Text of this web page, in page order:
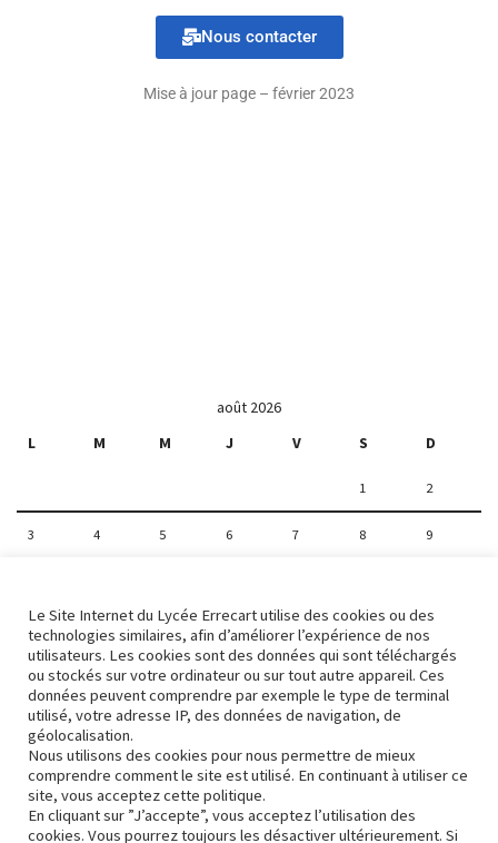
Nous contacter
Mise à jour page – février 2023
août 2026
L
M M J V S D
1 2
3 4 5 6 7 8 9
17 18 19 20 21
24 25 26 27 28 29 30
31
« Avr
Le Site Internet du Lycée Errecart utilise des cookies ou des
technologies similaires, afin d’améliorer l’expérience de nos
utilisateurs. Les cookies sont des données qui sont téléchargés
ou stockés sur votre ordinateur ou sur tout autre appareil. Ces
données peuvent comprendre par exemple le type de terminal
utilisé, votre adresse IP, des données de navigation, de
géolocalisation.
Nous utilisons des cookies pour nous permettre de mieux
comprendre comment le site est utilisé. En continuant à utiliser ce
site, vous acceptez cette politique.
En cliquant sur ”J’accepte”, vous acceptez l’utilisation des
cookies. Vous pourrez toujours les désactiver ultérieurement. Si